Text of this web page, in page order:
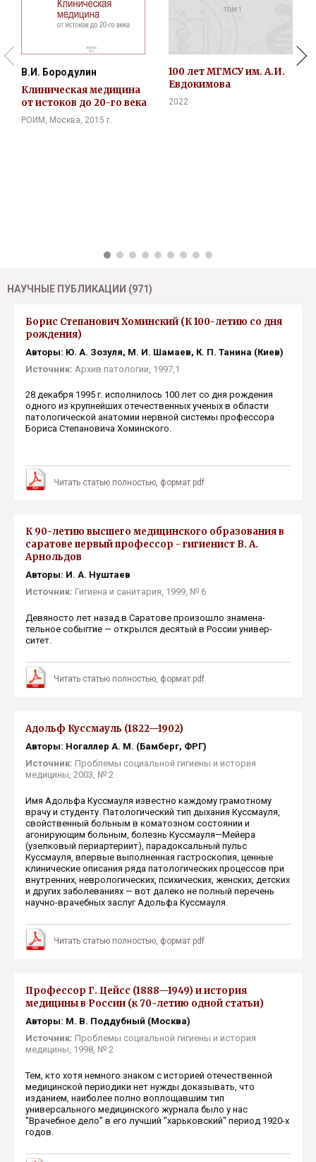
В.И. Бородулин
Клиническая медицина
от истоков до 20-го века
РОИМ, Москва, 2015 г.
100 лет МГМСУ им. А.И.
Евдокимова
2022
НАУЧНЫЕ ПУБЛИКАЦИИ (971)
Борис Степанович Хоминский (К 100-летию со дня
рождения)
Авторы: Ю. А. Зозуля, М. И. Шамаев, К. П. Танина (Киев)
Источник: Архив патологии, 1997,1
28 декабря 1995 г. исполнилось 100 лет со дня рож­дения
одного из крупнейших отечественных ученых в области
патологической анатомии нервной системы профессора
Бориса Степановича Хоминского.
Читать статью полностью, формат pdf
К 90-летию высшего медицинского образования в
саратове первый профессор - гигиенист В. А.
Арнольдов
Авторы: И. А. Нуштаев
Источник: Гигиена и санитария, 1999, № 6
Девяносто лет назад в Саратове произошло знамена­
тельное собыггие — открылся десятый в России универ­
ситет.
Читать статью полностью, формат pdf
Адольф Куссмауль (1822—1902)
Авторы: Ногаллеp А. М. (Бамбеpг, ФPГ)
Источник: Проблемы социальной гигиены и история
медицины, 2003, № 2
Имя Адольфа Куссмауля известно каждому грамотному
врачу и студенту. Патологический тип дыхания Куссмауля,
свойственный больным в коматозном состоянии и
агонирующим больным, болезнь Куссмауля—Мейера
(узелковый периартериит), парадоксальный пульс
Куссмауля, впервые выполненная гастроскопия, ценные
клинические описания ряда патологических процессов при
внутренних, неврологических, психических, женских, детских
и других заболеваниях — вот далеко не полный перечень
научно-врачебных заслуг Адольфа Куссмауля.
Читать статью полностью, формат pdf
Профессор Г. Цейсс (1888—1949) и история
медицины в России (к 70-летию одной статьи)
Авторы: М. В. Поддубный (Москва)
Источник: Проблемы социальной гигиены и история
медицины, 1998, № 2
Тем, кто хотя немного знаком с историей отечественной
медицинской периодики нет нужды доказывать, что
изданием, наиболее полно воплощавшим тип
универсального медицин­ского журнала было у нас
"Врачебное дело" в его лучший "харьковский" период 1920-х
годов.